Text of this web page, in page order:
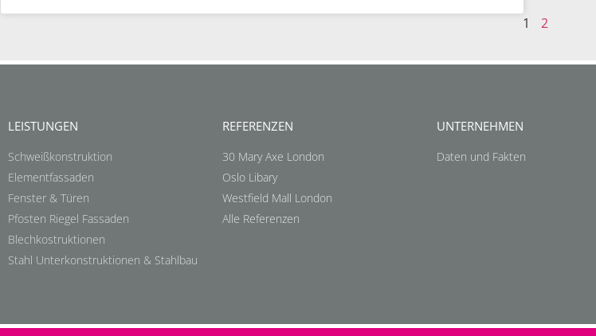
1 2
LEISTUNGEN
Schweißkonstruktion
Elementfassaden
Fenster & Türen
Pfosten Riegel Fassaden
Blechkostruktionen
Stahl Unterkonstruktionen & Stahlbau
REFERENZEN
30 Mary Axe London
Oslo Libary
Westfield Mall London
Alle Referenzen
UNTERNEHMEN
Daten und Fakten